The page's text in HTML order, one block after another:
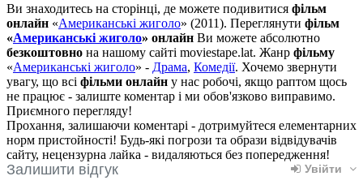
Ви знаходитесь на сторінці, де можете подивитися фільм
онлайн «Американські жиголо» (2011). Переглянути фільм
«Американські жиголо» онлайн Ви можете абсолютно
безкоштовно на нашому сайті moviestape.lat. Жанр фільму
«Американські жиголо» - Драма, Комедії. Хочемо звернути
увагу, що всі фільми онлайн у нас робочі, якщо раптом щось
не працює - залиште коментар і ми обов'язково виправимо.
Приємного перегляду!
Прохання, залишаючи коментарі - дотримуйтеся елементарних
норм пристойності! Будь-які погрози та образи відвідувачів
сайту, нецензурна лайка - видаляються без попередження!